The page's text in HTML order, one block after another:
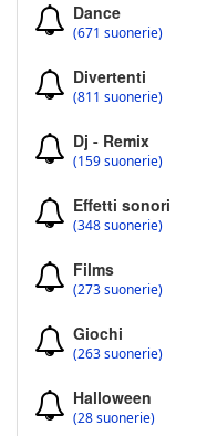
Dance
(671 suonerie)
Divertenti
(811 suonerie)
Dj - Remix
(159 suonerie)
Effetti sonori
(348 suonerie)
Films
(273 suonerie)
Giochi
(263 suonerie)
Halloween
(28 suonerie)